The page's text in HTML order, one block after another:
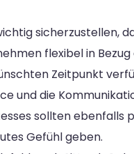
sicherzustellen,
flexibel in
Zeitpunkt
und die
sollten ebenfalls
Gefühl geben.